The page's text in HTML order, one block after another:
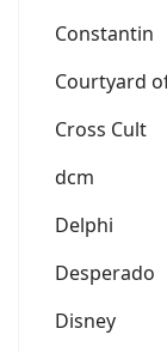
Constantin
Courtyard
Cross Cult
dcm
Delphi
Desperado
Disney